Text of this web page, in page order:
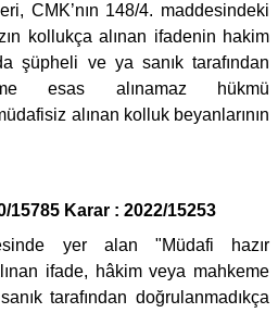
CMK’nın 148/4. maddesindeki
kollukça alınan ifadenin hakim
şüpheli ve ya sanık tarafından
esas alınamaz hükmü
alınan kolluk beyanlarının
15785 Karar : 2022/15253
yer alan "Müdafi hazır
ifade, hâkim veya mahkeme
tarafından doğrulanmadıkça